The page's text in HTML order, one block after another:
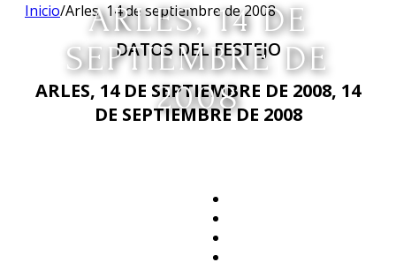
ARLES, 14 DE
SEPTIEMBRE DE
2008
Inicio/Arles, 14 de septiembre de 2008
DATOS DEL FESTEJO
ARLES, 14 DE SEPTIEMBRE DE 2008, 14
DE SEPTIEMBRE DE 2008